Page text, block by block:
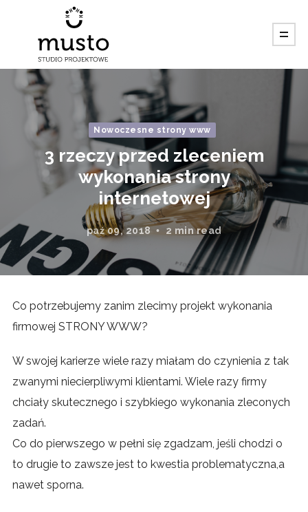
Nowoczesne strony www
3 rzeczy przed zleceniem
wykonania strony
internetowej
paź 09, 2018 2 min read
Co potrzebujemy zanim zlecimy projekt wykonania
firmowej STRONY WWW?
W swojej karierze wiele razy miałam do czynienia z tak
zwanymi niecierpliwymi klientami. Wiele razy firmy
chciały skutecznego i szybkiego wykonania zleconych
zadań.
Co do pierwszego w pełni się zgadzam, jeśli chodzi o
to drugie to zawsze jest to kwestia problematyczna,a
nawet sporna.